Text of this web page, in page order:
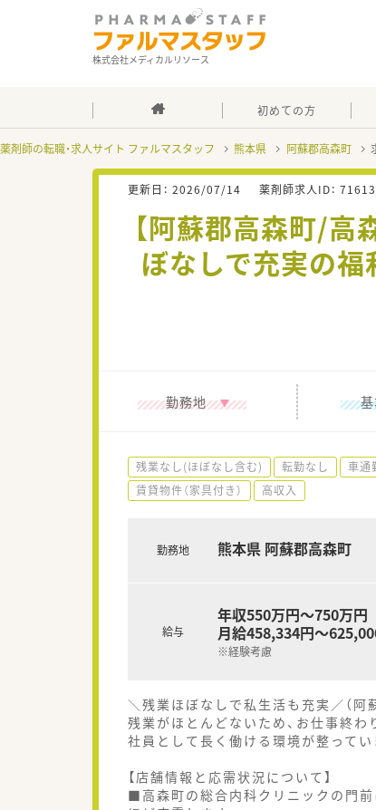
株式会社メディカルリソース
初めての方
薬剤師の転職・求人サイト ファルマスタッフ 熊本県 阿蘇郡高森町
更新日： 2026/07/14 薬剤師求人ID：
【阿蘇郡高森町/高
ぼなしで充実の福
勤務地
残業なし(ほぼなし含む) 転勤なし 車通
賃貸物件（家具付き）
高収入
勤務地 熊本県 阿蘇郡高森町
給与
年収550万円～750万円
月給458,334円～
※経験考慮
＼残業ほぼなしで私生活も充実／（阿
残業がほとんどないため、お仕事終
社員として長く働ける環境が整ってい
【店舗情報と応需状況について】
■高森町の総合内科クリニックの門